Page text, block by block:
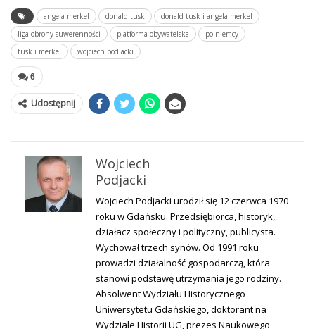
angela merkel donald tusk
donald tusk i angela merkel
liga obrony suwerenności
platforma obywatelska
po niemcy
tusk i merkel
wojciech podjacki
6
Udostępnij
Wojciech
Podjacki
Wojciech Podjacki urodził się 12 czerwca 1970
roku w Gdańsku. Przedsiębiorca, historyk,
działacz społeczny i polityczny, publicysta.
Wychował trzech synów. Od 1991 roku
prowadzi działalność gospodarczą, która
stanowi podstawę utrzymania jego rodziny.
Absolwent Wydziału Historycznego
Uniwersytetu Gdańskiego, doktorant na
Wydziale Historii UG, prezes Naukowego